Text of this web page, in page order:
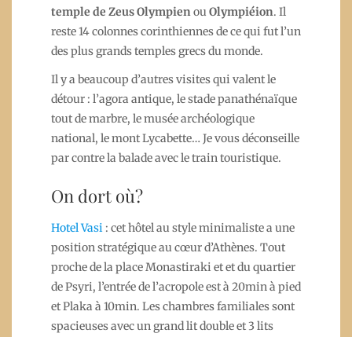
temple de Zeus OlympienouOlympiéion. Il
reste 14 colonnes corinthiennes de ce qui fut l’un
des plus grands temples grecs du monde.
Il y a beaucoup d’autres visites qui valent le
détour : l’agora antique, le stade panathénaïque
tout de marbre, le musée archéologique
national, le mont Lycabette… Je vous déconseille
par contre la balade avec le train touristique.
On dort où?
Hotel Vasi : cet hôtel au style minimaliste a une
position stratégique au cœur d’Athènes. Tout
proche de la place Monastiraki et et du quartier
de Psyri, l’entrée de l’acropole est à 20min à pied
et Plaka à 10min. Les chambres familiales sont
spacieuses avec un grand lit double et 3 lits